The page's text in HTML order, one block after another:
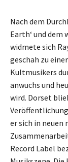
Nach dem
Earth‘ und
widmete sich
geschah zu
Kultmusikers
anwuchs und
wird. Dorset
Veröffentlichung
er sich in neuen
Record Label